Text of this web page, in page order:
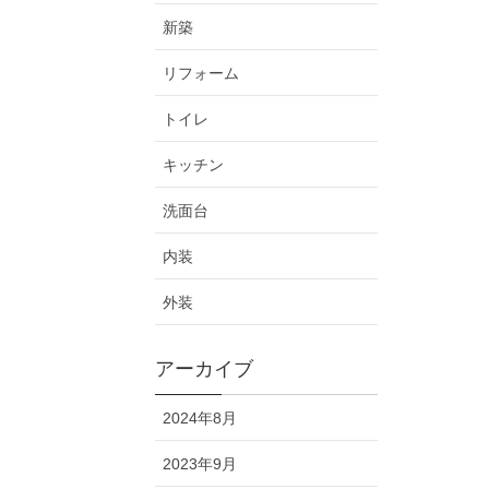
新築
リフォーム
トイレ
キッチン
洗面台
内装
外装
アーカイブ
2024年8月
2023年9月